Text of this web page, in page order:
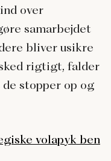
over
samarbejdet
bliver usikre
rigtigt, falder
stopper op og
volapyk ben